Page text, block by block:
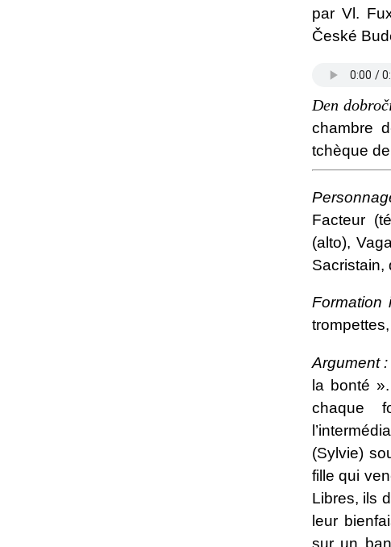
par Vl.
České
Den
chambre
tchèque
Facteur
(alto),
Sacristain,
Formation
Argument :
la bonté
chaque
(Sylvie)
fille qui
Libres, ils
leur
sur un